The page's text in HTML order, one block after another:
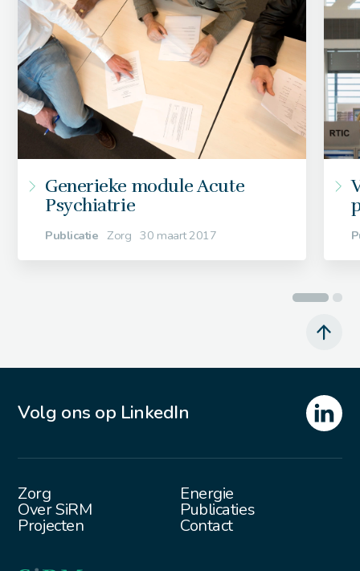
Generieke module Acute
Psychiatrie
Publicatie Zorg 30 maart 2017
Zorg Energie
Over SiRM Publicaties
Projecten Contact
Volg ons op LinkedIn